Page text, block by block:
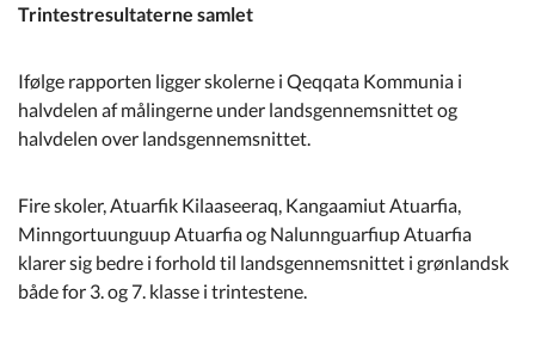
Trintestresultaterne samlet
Ifølge rapporten ligger skolerne i Qeqqata Kommunia i
halvdelen af målingerne under landsgennemsnittet og
halvdelen over landsgennemsnittet.
Fire skoler, Atuarfik Kilaaseeraq, Kangaamiut Atuarfia,
Minngortuunguup Atuarfia og Nalunnguarfiup Atuarfia
klarer sig bedre i forhold til landsgennemsnittet i grønlandsk
både for 3. og 7. klasse i trintestene.